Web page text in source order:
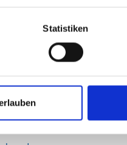
Statistiken
- Regierung
in der